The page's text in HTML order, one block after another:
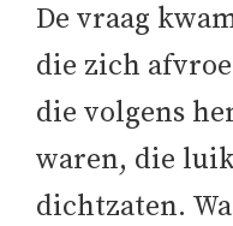
De vraag
die zich
die volgens
waren, die
dichtzaten.